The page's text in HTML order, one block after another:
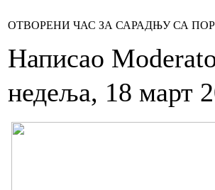
ОТВОРЕНИ ЧАС ЗА САРАДЊУ СА
Написао
недеља, 18 март